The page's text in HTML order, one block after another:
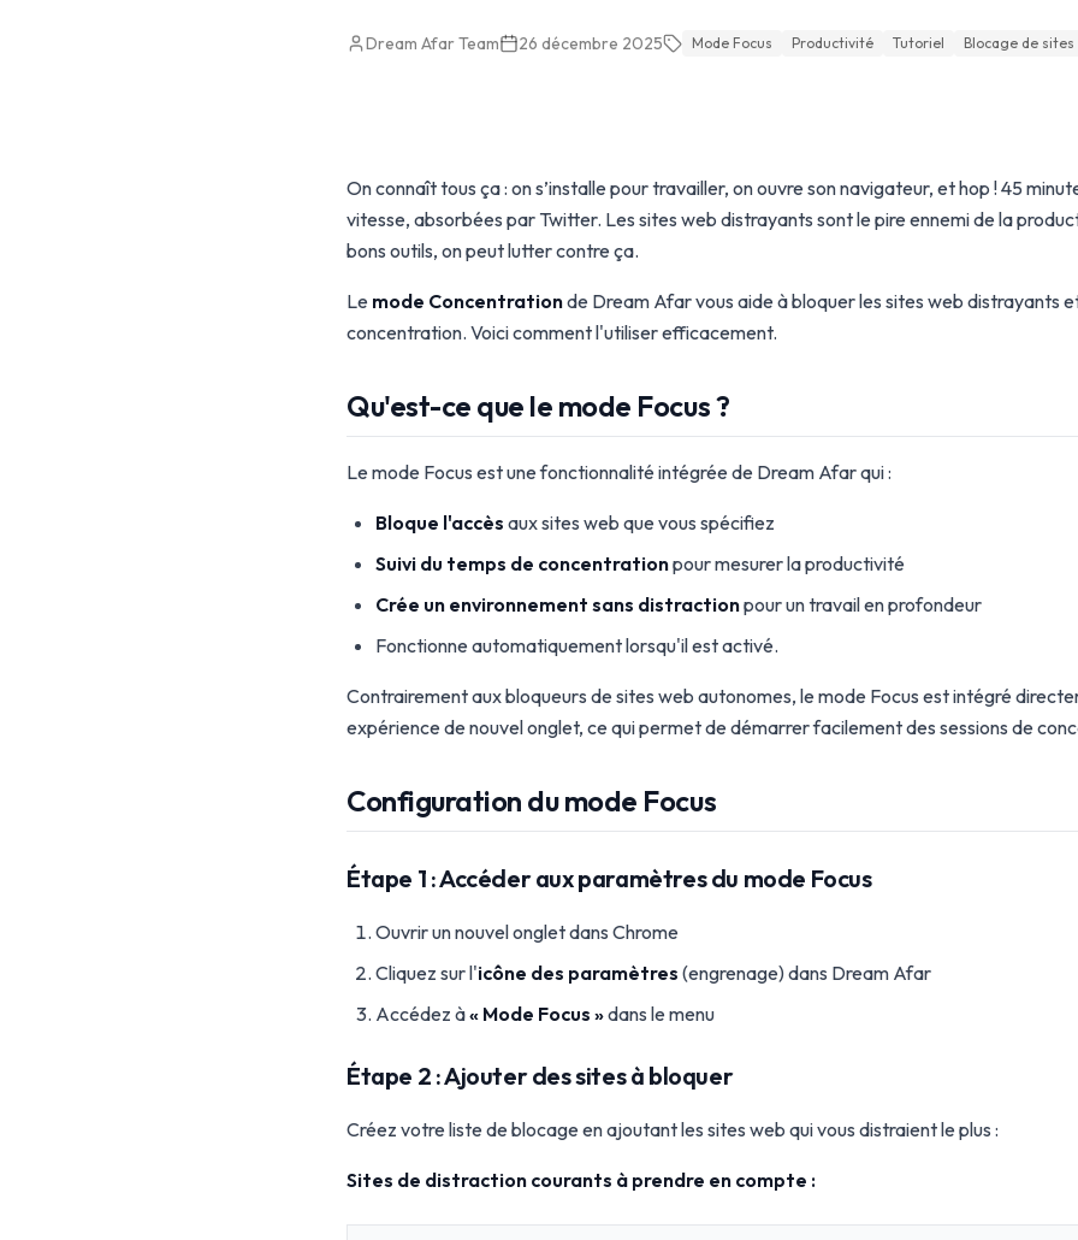
Dream Afar Team 26 décembre 2025 Mode Focus Productivité Tutoriel Blocage de sites
On connaît tous ça : on s’installe pour travailler, on ouvre son navigateur, et hop ! 45
vitesse, absorbées par Twitter. Les sites web distrayants sont le pire ennemi de la
bons outils, on peut lutter contre ça.
Le mode Concentrationde Dream Afar vous aide à bloquer les sites web distrayants
concentration. Voici comment l'utiliser efficacement.
Qu'est-ce que le mode Focus ?
Le mode Focus est une fonctionnalité intégrée de Dream Afar qui :
Bloque l'accès aux sites web que vous spécifiez
Suivi du temps de concentrationpour mesurer la productivité
Crée un environnement sans distractionpour un travail en profondeur
Fonctionne automatiquement lorsqu'il est activé.
Contrairement aux bloqueurs de sites web autonomes, le mode Focus est intégré
expérience de nouvel onglet, ce qui permet de démarrer facilement des sessions de
Configuration du mode Focus
Étape 1 : Accéder aux paramètres du mode Focus
Ouvrir un nouvel onglet dans Chrome
Cliquez sur l'icône des paramètres (engrenage) dans Dream Afar
Accédez à« Mode Focus »dans le menu
Étape 2 : Ajouter des sites à bloquer
Créez votre liste de blocage en ajoutant les sites web qui vous distraient le plus :
Sites de distraction courants à prendre en compte :